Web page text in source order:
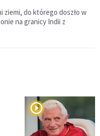
ziemi, do którego doszło w
na granicy Indii z